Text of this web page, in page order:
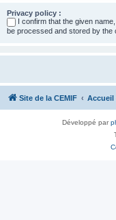
Privacy policy :
I confirm that the given
be processed and stored by the
Site de la CEMIF Accueil
Développé par